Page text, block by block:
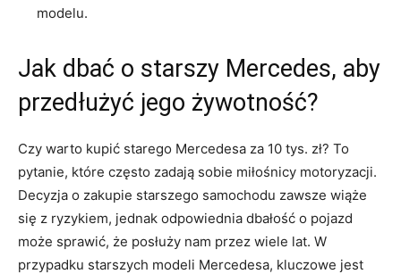
modelu.
Jak dbać ‍o starszy Mercedes, aby
przedłużyć jego żywotność?
Czy ‍warto kupić starego Mercedesa za⁤ 10 tys. zł? To
⁣pytanie, które często zadają sobie miłośnicy motoryzacji.
Decyzja o zakupie‌ starszego samochodu zawsze wiąże
się z ryzykiem, jednak odpowiednia dbałość o pojazd
może sprawić, że posłuży nam przez wiele‍ lat. W
przypadku starszych modeli Mercedesa, kluczowe jest